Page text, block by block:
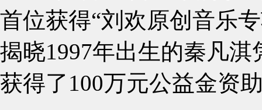
首位获得“刘欢原创音乐
揭晓1997年出生的秦凡
获得了100万元公益金资